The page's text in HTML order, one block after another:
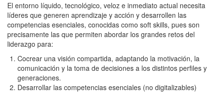
El entorno líquido, tecnológico, veloz e inmediato actual necesita
líderes que generen aprendizaje y acción y desarrollen las
competencias esenciales, conocidas como soft skills, pues son
precisamente las que permiten abordar los grandes retos del
liderazgo para:
Cocrear una visión compartida, adaptando la motivación, la
comunicación y la toma de decisiones a los distintos perfiles y
generaciones.
Desarrollar las competencias esenciales (no digitalizables)